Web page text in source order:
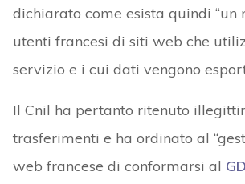
dichiarato come esista quindi “un
utenti francesi di siti web che
servizio e i cui dati vengono
Il Cnil ha pertanto ritenuto
trasferimenti e ha ordinato al
web francese di conformarsi al